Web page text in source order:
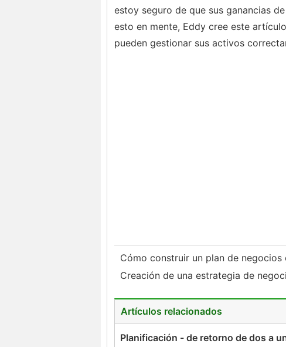
estoy seguro de que sus ganancias
esto en mente, Eddy cree este
pueden gestionar sus activos
Cómo construir un plan de negocios
Creación de una estrategia de
Artículos relacionados
Planificación - de retorno de dos a